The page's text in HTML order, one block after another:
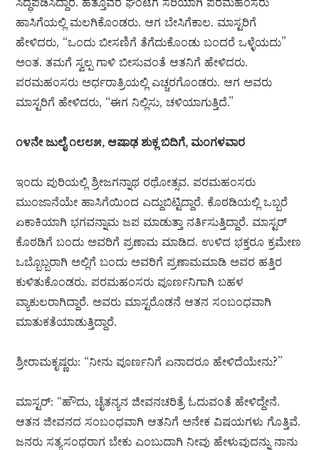
ಹಾಸಿಗೆಯಲ್ಲಿ ಮಲಗಿಕೊಂಡರು. ಆಗ ಬೇಸಿಗೆಕಾಲ. ಮಾಸ್ಟರಿಗೆ
ಹೇಳಿದರು, “ಒಂದು ಬೀಸಣಿಗೆ ತೆಗೆದುಕೊಂಡು ಬಂದರೆ ಒಳ್ಳೆಯದು”
ಅಂತ. ತಮಗೆ ಸ್ವಲ್ಪ ಗಾಳಿ ಬೀಸುವಂತೆ ಆತನಿಗೆ ಹೇಳಿದರು.
ಪರಮಹಂಸರು ಅರ್ಧರಾತ್ರಿಯಲ್ಲಿ ಎಚ್ಚರಗೊಂಡರು. ಆಗ ಅವರು
ಮಾಸ್ಟರಿಗೆ ಹೇಳಿದರು, “ಈಗ ನಿಲ್ಲಿಸು, ಚಳಿಯಾಗುತ್ತಿದೆ.”
೧೪ನೇ ಜುಲೈ ೧೮೮೫, ಆಷಾಢ ಶುಕ್ಲ ಬಿದಿಗೆ, ಮಂಗಳವಾರ
ಇಂದು ಪುರಿಯಲ್ಲಿ ಶ್ರೀಜಗನ್ನಾಥ ರಥೋತ್ಸವ. ಪರಮಹಂಸರು
ಮುಂಜಾನೆಯೇ ಹಾಸಿಗೆಯಿಂದ ಎದ್ದುಬಿಟ್ಟಿದ್ದಾರೆ. ಕೊಠಡಿಯಲ್ಲಿ ಒಬ್ಬರೆ
ಏಕಾಕಿಯಾಗಿ ಭಗವನ್ನಾಮ ಜಪ ಮಾಡುತ್ತಾ ನರ್ತಿಸುತ್ತಿದ್ದಾರೆ. ಮಾಸ್ಟರ್
ಕೊಠಡಿಗೆ ಬಂದು ಅವರಿಗೆ ಪ್ರಣಾಮ ಮಾಡಿದ. ಉಳಿದ ಭಕ್ತರೂ ಕ್ರಮೇಣ
ಒಬ್ಬೊಬ್ಬರಾಗಿ ಅಲ್ಲಿಗೆ ಬಂದು ಅವರಿಗೆ ಪ್ರಣಾಮಮಾಡಿ ಅವರ ಹತ್ತಿರ
ಕುಳಿತುಕೊಂಡರು. ಪರಮಹಂಸರು ಪೂರ್ಣನಿಗಾಗಿ ಬಹಳ
ವ್ಯಾಕುಲರಾಗಿದ್ದಾರೆ. ಅವರು ಮಾಸ್ಟರೊಡನೆ ಆತನ ಸಂಬಂಧವಾಗಿ
ಮಾತುಕತೆಯಾಡುತ್ತಿದ್ದಾರೆ.
ಶ್ರೀರಾಮಕೃಷ್ಣರು: “ನೀನು ಪೂರ್ಣನಿಗೆ ಏನಾದರೂ ಹೇಳಿದೆಯೇನು?”
ಮಾಸ್ಟರ್: “ಹೌದು, ಚೈತನ್ಯನ ಜೀವನಚರಿತ್ರೆ ಓದುವಂತೆ ಹೇಳಿದ್ದೇನೆ.
ಆತನ ಜೀವನದ ಸಂಬಂಧವಾಗಿ ಆತನಿಗೆ ಅನೇಕ ವಿಷಯಗಳು ಗೊತ್ತಿವೆ.
ಜನರು ಸತ್ಯಸಂಧರಾಗ ಬೇಕು ಎಂಬುದಾಗಿ ನೀವು ಹೇಳುವುದನ್ನು ನಾನು